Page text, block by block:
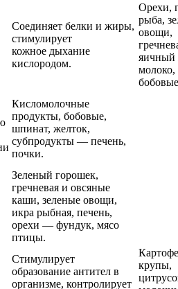
Соединяет белки и жиры,
стимулирует
кожное дыхание
кислородом.
Орехи,
рыба,
овощи,
яичный
Кисломолочные
продукты, бобовые,
шпинат, желток,
субпродукты — печень,
почки.
Зеленый горошек,
гречневая и овсяные
каши, зеленые овощи,
икра рыбная, печень,
орехи — фундук, мясо
птицы.
Стимулирует
образование антител в
организме, контролирует
крупы,